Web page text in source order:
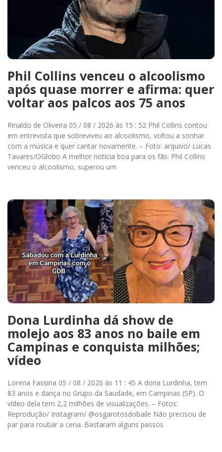
Phil Collins venceu o alcoolismo
após quase morrer e afirma: quer
voltar aos palcos aos 75 anos
Rinaldo de Oliveira 05 / 08 / 2026 às 15 : 52 Phil Collins contou
em entrevista que sobreviveu ao alcoolismo, voltou a sonhar
com a música e quer cantar novamente. – Foto: arquivo/ Lucas
Tavares/OGlobo A melhor notícia boa para os fãs: Phil Collins
venceu o alcoolismo, superou um
Dona Lurdinha dá show de
molejo aos 83 anos no baile em
Campinas e conquista milhões;
vídeo
Lorena Fassina 05 / 08 / 2026 às 11 : 45 A dona Lurdinha, tem
83 anos e dança no Grupo da Saudade, em Campinas (SP). O
vídeo dela tem 2,2 milhões de visualizações. – Fotos:
Reprodução/ Instagram/ @osgarotosdobaile Não precisou de
par para roubar a cena. Bastaram alguns passos